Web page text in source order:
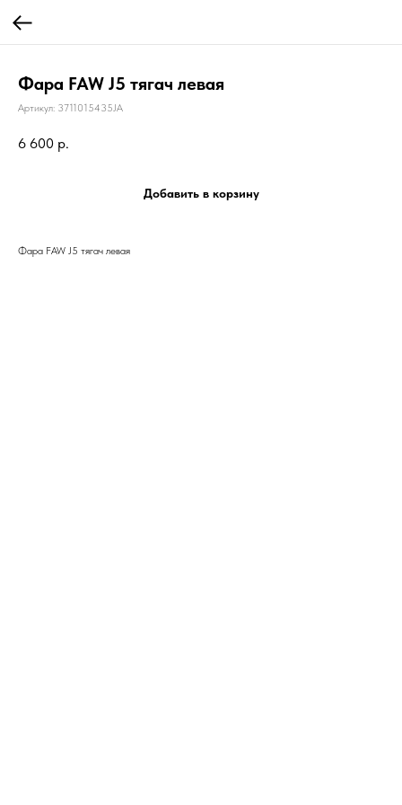
Фара FAW J5 тягач левая
Артикул: 3711015435JA
6 600 р.
Добавить в корзину
Фара FAW J5 тягач левая